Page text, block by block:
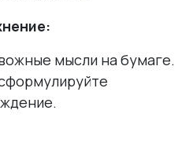
мысли на бумаге.